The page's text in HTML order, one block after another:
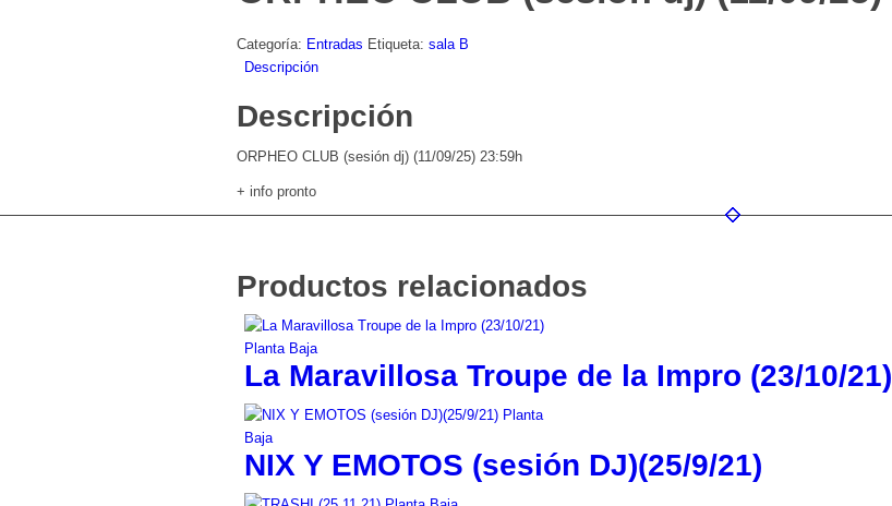
Categoría: Entradas Etiqueta: sala B
Descripción
Descripción
ORPHEO CLUB (sesión dj) (11/09/25) 23:59h
+ info pronto
Productos relacionados
La Maravillosa Troupe de la Impro (23/10/21)
NIX Y EMOTOS (sesión DJ)(25/9/21)